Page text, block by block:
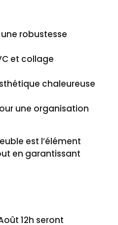
robustesse
et collage
chaleureuse
une organisation
est l’élément
en garantissant
12h seront